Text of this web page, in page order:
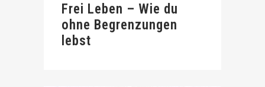
Frei Leben – Wie du
ohne Begrenzungen
lebst